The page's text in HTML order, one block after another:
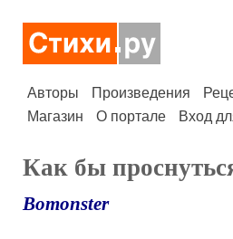
Авторы Произведения
Магазин
О портале Вход
Как бы
Bomonster